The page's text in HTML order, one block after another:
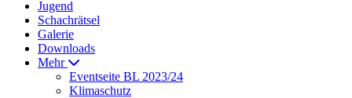
Jugend
Schachrätsel
Galerie
Downloads
Mehr
Eventseite BL 2023/24
Klimaschutz